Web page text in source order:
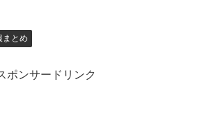
まとめ
ポンサードリンク